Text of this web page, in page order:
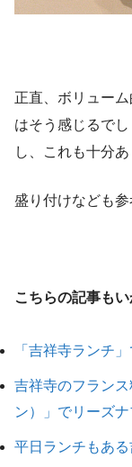
正直、ボリュー
はそう感じるで
し、これも十分あ
盛り付けなども
こちらの記事も
「吉祥寺ランチ
吉祥寺のフラン
ン）」でリーズ
平日ランチもあ